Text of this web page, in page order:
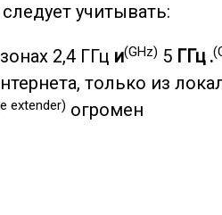
учитывать:
2,4 ГГц и(GHz) 5 ГГц .
только из
extender) огромен